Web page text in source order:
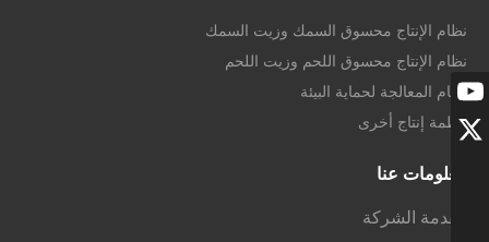
نظام الإنتاج محسوق السمك وزيت السمك
نظام الإنتاج محسوق اللحم وزيت اللحم
نظام المعالجة لحماية البيئة
أنظمة إنتاج أخرى
معلومات عنا
مقدمة الشركة